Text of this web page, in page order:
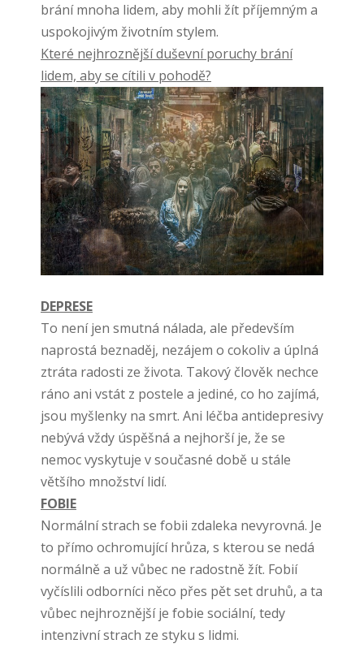
brání mnoha lidem, aby mohli žít příjemným a
uspokojivým životním stylem.
Které nejhroznější duševní poruchy brání
lidem, aby se cítili v pohodě?
DEPRESE
To není jen smutná nálada, ale především
naprostá beznaděj, nezájem o cokoliv a úplná
ztráta radosti ze života. Takový člověk nechce
ráno ani vstát z postele a jediné, co ho zajímá,
jsou myšlenky na smrt. Ani léčba antidepresivy
nebývá vždy úspěšná a nejhorší je, že se
nemoc vyskytuje v současné době u stále
většího množství lidí.
FOBIE
Normální strach se fobii zdaleka nevyrovná. Je
to přímo ochromující hrůza, s kterou se nedá
normálně a už vůbec ne radostně žít. Fobií
vyčíslili odborníci něco přes pět set druhů, a ta
vůbec nejhroznější je fobie sociální, tedy
intenzivní strach ze styku s lidmi.